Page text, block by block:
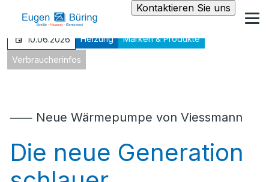
Kontaktieren Sie uns
10.06.2026 Heizung Marken & Produkte
Verbraucherinfos
⸺ Neue Wärmepumpe von Viessmann
Die neue Generation